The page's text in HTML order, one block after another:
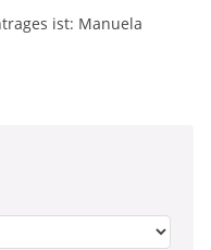
ist: Manuela